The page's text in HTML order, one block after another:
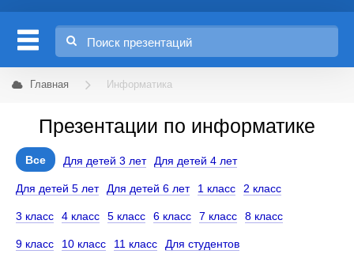
Главная Информатика
Презентации по информатике
Все Для детей 3 лет Для детей 4 лет
Для детей 5 лет Для детей 6 лет 1 класс 2 класс
3 класс 4 класс 5 класс 6 класс 7 класс 8 класс
9 класс 10 класс 11 класс Для студентов